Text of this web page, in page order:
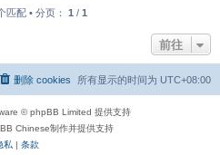
匹配 • 分页： 1 / 1
前往
所有显示的时间为 UTC+08:00
删除 cookies
© phpBB Limited 提供支持
Chinese制作并提供支持
私 | 条款